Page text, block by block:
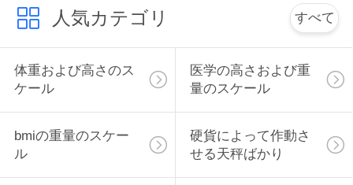
連
絡
く
だ
さ
い
人気カテゴリ すべて
体重および高さのス
ケール
医学の高さおよび重
量のスケール
bmiの重量のスケー
ル
硬貨によって作動さ
せる天秤ばかり